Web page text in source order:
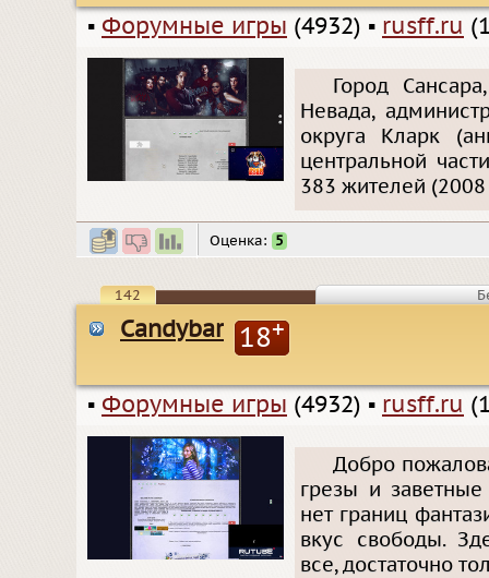
▪ Форумные игры (4932) ▪ rusff.ru
Город
Невада,
округа Кларк
центральной
383 жителей (2008
Оценка: 5
142
Candybar 18+
▪ Форумные игры (4932) ▪ rusff.ru
Добро
грезы и заветные
нет границ
вкус свободы.
все, достаточно